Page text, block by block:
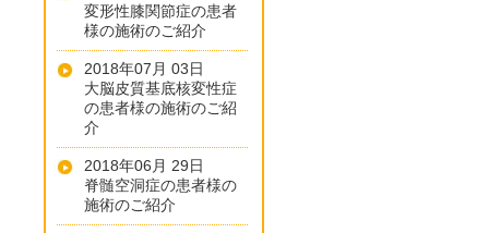
変形性膝関節症の患者
様の施術のご紹介
2018年07月 03日
大脳皮質基底核変性症
の患者様の施術のご紹
介
2018年06月 29日
脊髄空洞症の患者様の
施術のご紹介